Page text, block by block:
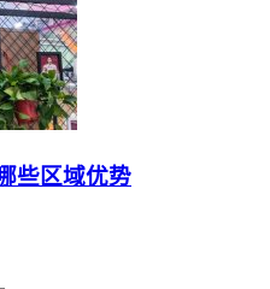
些区域优势